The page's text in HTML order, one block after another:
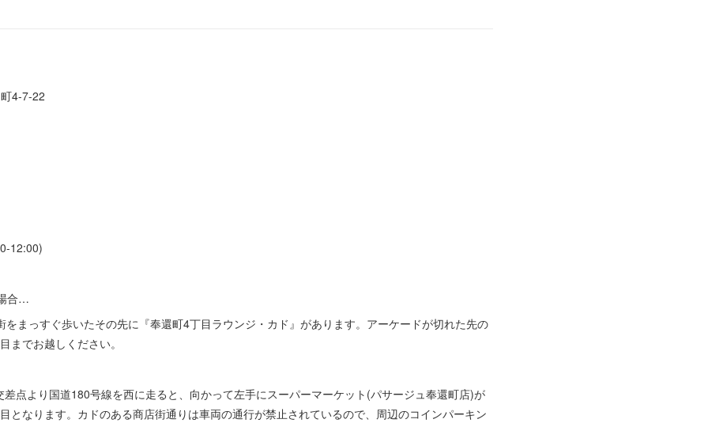
4-7-22
12:00)
合…
をまっすぐ歩いたその先に『奉還町4丁目ラウンジ・カド』があります。アーケードが切れた先の
までお越しください。
点より国道180号線を西に走ると、向かって左手にスーパーマーケット(パサージュ奉還町店)が
となります。カドのある商店街通りは車両の通行が禁止されているので、周辺のコインパーキン